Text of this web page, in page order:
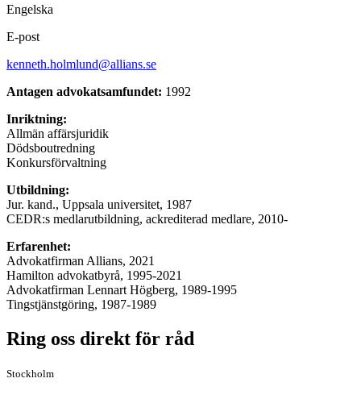
Engelska
E-post
kenneth.holmlund@allians.se
Antagen advokatsamfundet: 1992
Inriktning:
Allmän affärsjuridik
Dödsboutredning
Konkursförvaltning
Utbildning:
Jur. kand., Uppsala universitet, 1987
CEDR:s medlarutbildning, ackrediterad medlare, 2010-
Erfarenhet:
Advokatfirman Allians, 2021
Hamilton advokatbyrå, 1995-2021
Advokatfirman Lennart Högberg, 1989-1995
Tingstjänstgöring, 1987-1989
Ring oss direkt för råd
Stockholm